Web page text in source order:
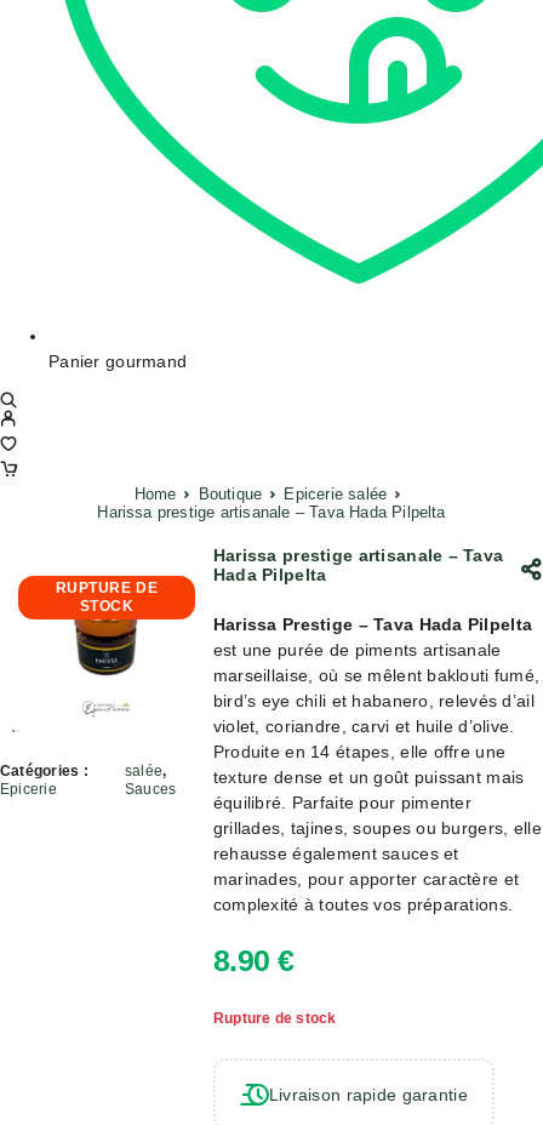
Panier gourmand
Home Boutique
Epicerie salée
Harissa prestige artisanale – Tava Hada Pilpelta
RUPTURE DE
STOCK
Catégories :
Epicerie
salée,
Sauces
Harissa prestige artisanale – Tava
Hada Pilpelta
Harissa Prestige – Tava Hada Pilpelta
est une purée de piments artisanale
marseillaise, où se mêlent baklouti fumé,
bird’s eye chili et habanero, relevés d’ail
violet, coriandre, carvi et huile d’olive.
Produite en 14 étapes, elle offre une
texture dense et un goût puissant mais
équilibré. Parfaite pour pimenter
grillades, tajines, soupes ou burgers, elle
rehausse également sauces et
marinades, pour apporter caractère et
complexité à toutes vos préparations.
8.90€
Rupture de stock
Livraison rapide garantie